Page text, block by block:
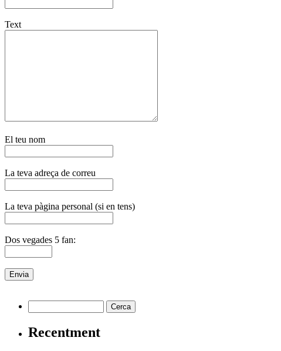
Text
El teu nom
La teva adreça de correu
La teva pàgina personal (si en tens)
Dos vegades 5 fan:
Recentment